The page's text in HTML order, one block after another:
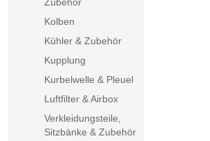
Kolben
Kühler & Zubehör
Kupplung
Kurbelwelle & Pleuel
Luftfilter & Airbox
Verkleidungsteile,
Sitzbänke & Zubehör